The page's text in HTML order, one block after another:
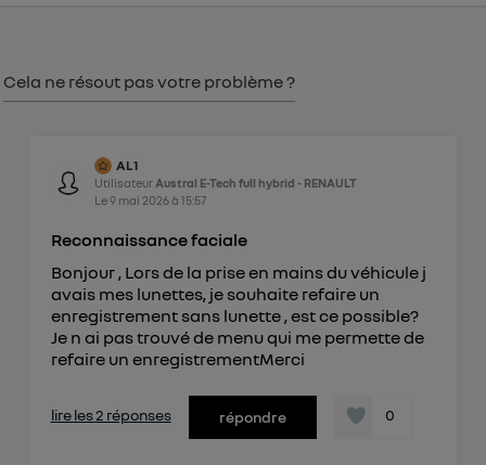
Cela ne résout pas votre problème ?
AL1
Utilisateur Austral E-Tech full hybrid - RENAULT
Le9 mai 2026à 15:57
Reconnaissance faciale
Bonjour , Lors de la prise en mains du véhicule j
avais mes lunettes, je souhaite refaire un
enregistrement sans lunette , est ce possible?
Je n ai pas trouvé de menu qui me permette de
refaire un enregistrementMerci
lire les 2 réponses répondre 0
Pour plus d'informations, veuillez consulter
Politique d'information sur les données